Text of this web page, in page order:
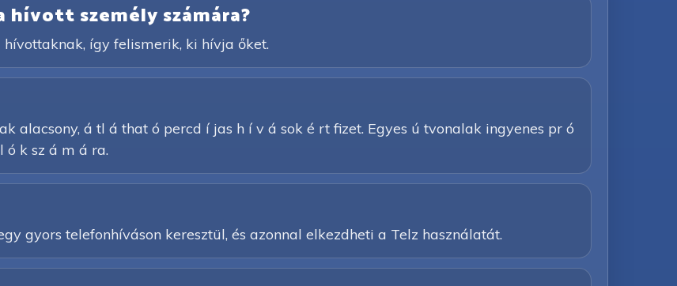
hívott személy számára?
így felismerik, ki hívja őket.
alacsony, á tl á that ó percd í jas h í v á sok é rt fizet. Egyes ú tvonalak ingyenes pr ó
k sz á m á ra.
gyors telefonhíváson keresztül, és azonnal elkezdheti a Telz használatát.